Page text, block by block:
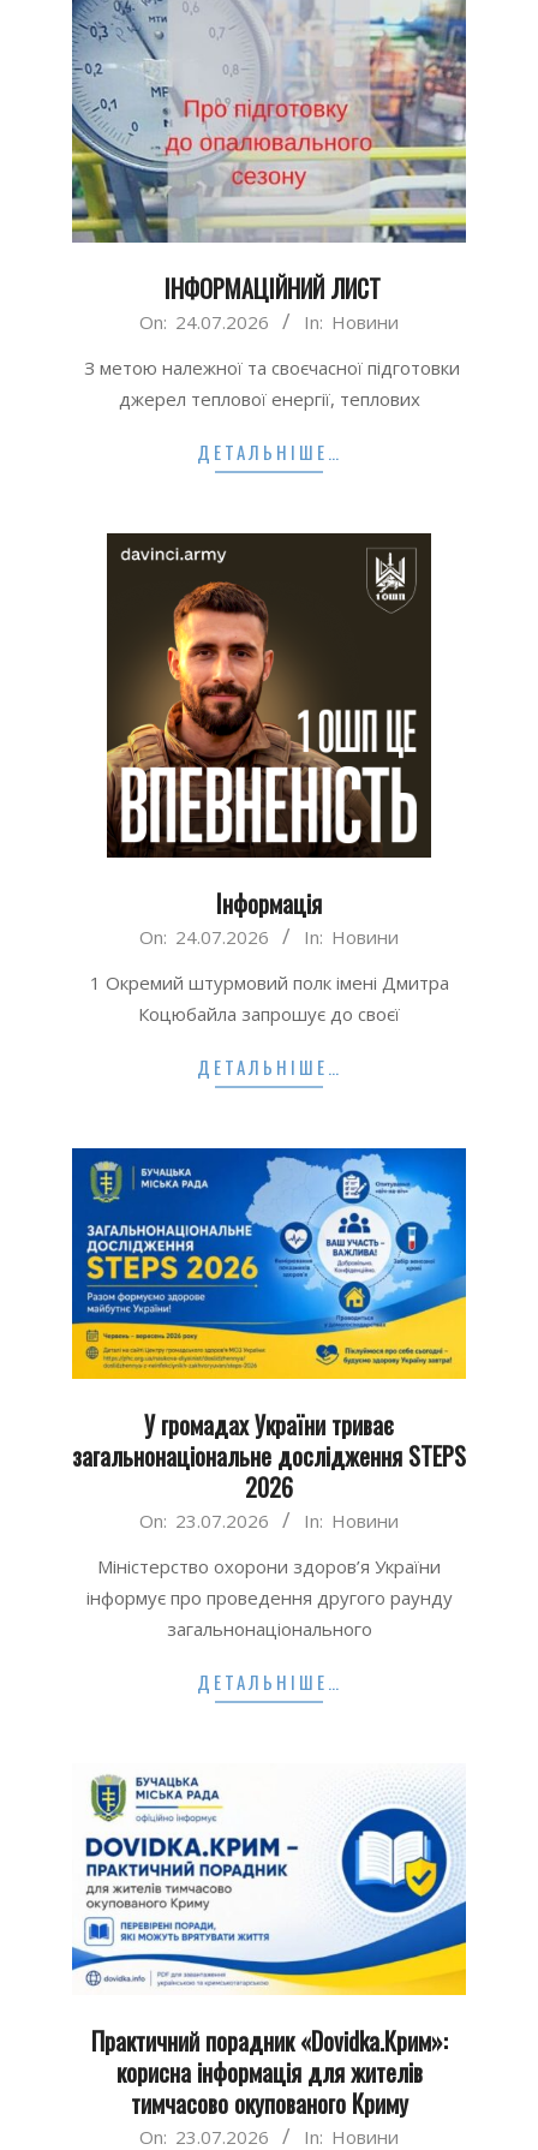
ІНФОРМАЦІЙНИЙ ЛИСТ
24
On: 24.07.2026 In: Новини
З метою належної та своєчасної підготовки
джерел теплової енергії, теплових
ДЕТАЛЬНІШЕ…
Інформація
On: 24.07.2026 In: Новини
1 Окремий штурмовий полк імені Дмитра
Коцюбайла запрошує до своєї
ДЕТАЛЬНІШЕ…
У громадах України триває
загальнонаціональне дослідження STEPS
2026
On: 23.07.2026 In: Новини
Міністерство охорони здоров’я України
інформує про проведення другого раунду
загальнонаціонального
ДЕТАЛЬНІШЕ…
Практичний порадник «Dovidka.Крим»:
корисна інформація для жителів
тимчасово окупованого Криму
On: 23.07.2026 In: Новини